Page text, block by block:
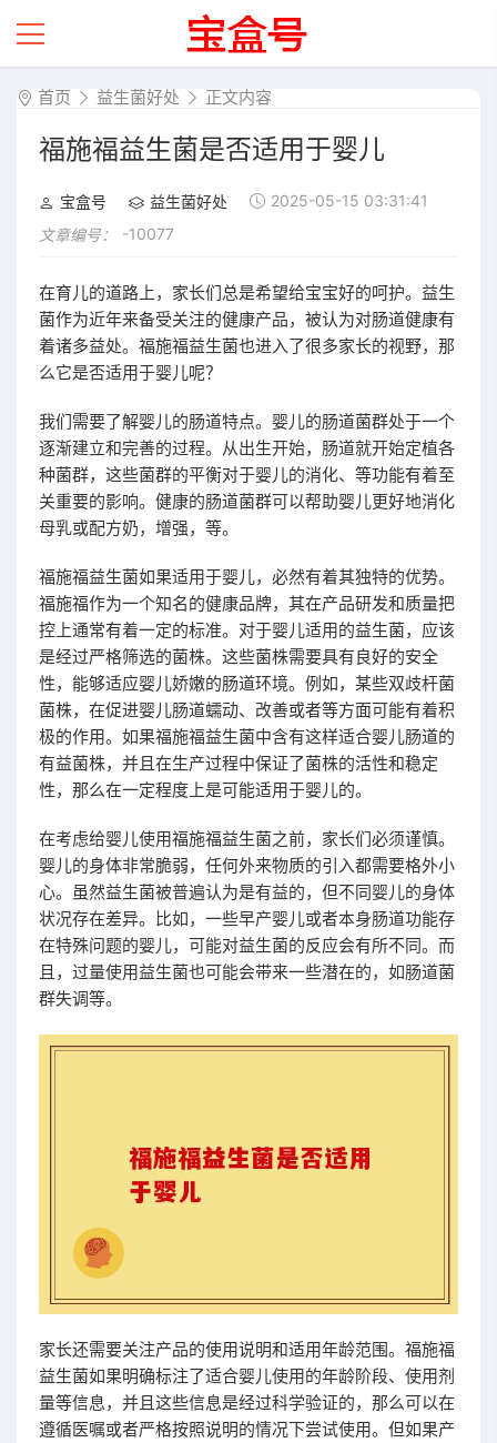
首页 益生菌好处 正文内容
福施福益生菌是否适用于婴儿
宝盒号 益生菌好处
2025-05-15 03:31:41
文章编号：
-10077
在育儿的道路上，家长们总是希望给宝宝好的呵护。益生
菌作为近年来备受关注的健康产品，被认为对肠道健康有
着诸多益处。福施福益生菌也进入了很多家长的视野，那
么它是否适用于婴儿呢？
我们需要了解婴儿的肠道特点。婴儿的肠道菌群处于一个
逐渐建立和完善的过程。从出生开始，肠道就开始定植各
种菌群，这些菌群的平衡对于婴儿的消化、等功能有着至
关重要的影响。健康的肠道菌群可以帮助婴儿更好地消化
母乳或配方奶，增强，等。
福施福益生菌如果适用于婴儿，必然有着其独特的优势。
福施福作为一个知名的健康品牌，其在产品研发和质量把
控上通常有着一定的标准。对于婴儿适用的益生菌，应该
是经过严格筛选的菌株。这些菌株需要具有良好的安全
性，能够适应婴儿娇嫩的肠道环境。例如，某些双歧杆菌
菌株，在促进婴儿肠道蠕动、改善或者等方面可能有着积
极的作用。如果福施福益生菌中含有这样适合婴儿肠道的
有益菌株，并且在生产过程中保证了菌株的活性和稳定
性，那么在一定程度上是可能适用于婴儿的。
在考虑给婴儿使用福施福益生菌之前，家长们必须谨慎。
婴儿的身体非常脆弱，任何外来物质的引入都需要格外小
心。虽然益生菌被普遍认为是有益的，但不同婴儿的身体
状况存在差异。比如，一些早产婴儿或者本身肠道功能存
在特殊问题的婴儿，可能对益生菌的反应会有所不同。而
且，过量使用益生菌也可能会带来一些潜在的，如肠道菌
群失调等。
家长还需要关注产品的使用说明和适用年龄范围。福施福
益生菌如果明确标注了适合婴儿使用的年龄阶段、使用剂
量等信息，并且这些信息是经过科学验证的，那么可以在
遵循医嘱或者严格按照说明的情况下尝试使用。但如果产